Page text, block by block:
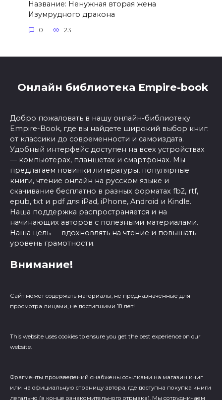
Название: Ненужная вторая жена
Изумрудного дракона
0 23
Онлайн библиотека Empire-book
Добро пожаловать в нашу онлайн-библиотеку
Empire-Book, где вы найдете широкий выбор книг:
от классики до современности и самоиздата.
Удобный интерфейс доступен на всех устройствах
— компьютерах, планшетах и смартфонах. Мы
предлагаем новинки литературы, популярные
книги, чтение онлайн на русском языке и
скачивание бесплатно в разных форматах fb2, rtf,
epub, txt и pdf для iPad, iPhone, Android и Kindle.
Наша поддержка распространяется и на
начинающих авторов с полезными материалами.
Наша цель — вдохновлять на чтение и повышать
уровень грамотности.
Внимание!
Сайт может содержать материалы, не предназначенные для
просмотра лицами, не достигшими 18 лет!
This website uses cookies to ensure you get the best experience on our
website.
Фрагменты произведений cнабжены ссылками на магазин книг
или на официальную страницу автора, где доступна покупка книги
легально (в конце ознакомительного отрывка). Мы сотрудничаем